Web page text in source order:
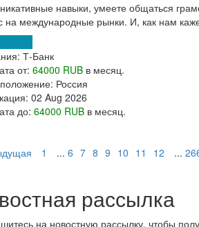
навыки, умеете общаться
на международные рынки. И, как нам
Т-Банк
от: 64000 RUB в месяц.
Россия
02 Aug 2026
до: 64000 RUB в месяц.
1 ... 6 7 8 9 10 11 12 ...
рассылка
на новостную рассылку, чтобы